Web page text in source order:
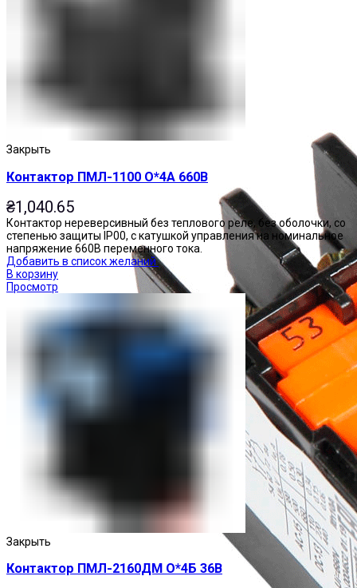
Закрыть
Контактор ПМЛ-1100 О*4А 660В
₴1,040.65
Контактор нереверсивный без теплового реле, без оболочки, со
степенью защиты IP00, с катушкой управления на номинальное
напряжение 660В переменного тока.
Добавить в список желаний
В корзину
Просмотр
Закрыть
Контактор ПМЛ-2160ДМ О*4Б 36В